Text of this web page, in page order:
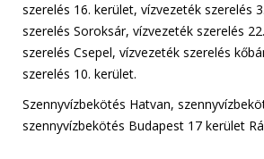
szerelés 16. kerület, vízvezeték szerelés
szerelés Soroksár, vízvezeték szerelés
szerelés Csepel, vízvezeték szerelés
szerelés 10. kerület.
Szennyvízbekötés Hatvan,
szennyvízbekötés Budapest 17 kerület